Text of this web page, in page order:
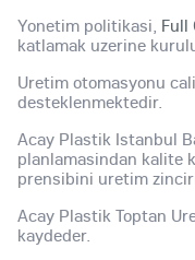
Yonetim politikasi, Full
katlamak uzerine
Uretim otomasyonu
desteklenmektedir.
Acay Plastik Istanbul
planlamasindan kalite
prensibini uretim
Acay Plastik Toptan
kaydeder.